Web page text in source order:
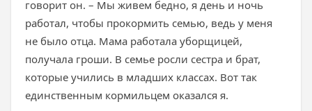
говорит он. – Мы живем бедно, я день и ночь
работал, чтобы прокормить семью, ведь у меня
не было отца. Мама работала уборщицей,
получала гроши. В семье росли сестра и брат,
которые учились в младших классах. Вот так
единственным кормильцем оказался я.